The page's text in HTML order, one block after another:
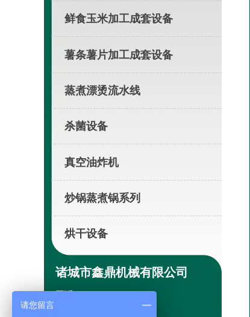
鲜食玉米加工成套设备
薯条薯片加工成套设备
蒸煮漂烫流水线
杀菌设备
真空油炸机
炒锅蒸煮锅系列
烘干设备
诸城市鑫鼎机械有限公司
请您留言